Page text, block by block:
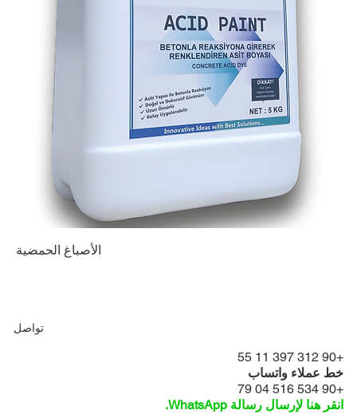
الأصباغ الحمضية
تواصل
+90 312 397 11 55
خط عملاء واتساب
+90 534 516 04 79
انقر هنا لإرسال رسالة WhatsApp.